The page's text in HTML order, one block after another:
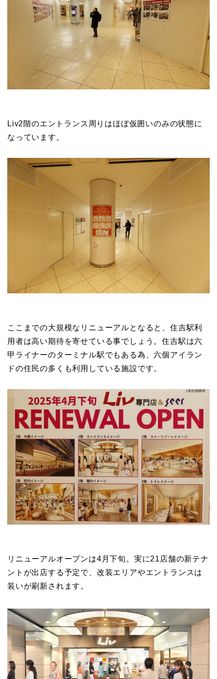
Liv2階のエントランス周りはほぼ仮囲いのみの状態に
なっています。
ここまでの大規模なリニューアルとなると、住吉駅利
用者は高い期待を寄せている事でしょう。住吉駅は六
甲ライナーのターミナル駅でもある為、六個アイラン
ドの住民の多くも利用している施設です。
リニューアルオープンは4月下旬。実に21店舗の新テナ
ントが出店する予定で、改装エリアやエントランスは
装いが刷新されます。